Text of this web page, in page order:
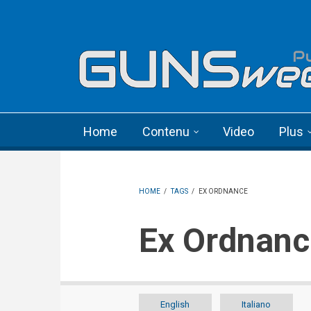
Home Contenu Video Plus
HOME / TAGS / EX ORDNANCE
Ex
English Italiano